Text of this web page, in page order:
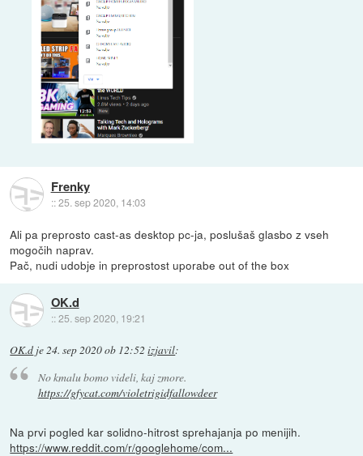
Frenky
::25. sep 2020, 14:03
Ali pa preprosto cast-as desktop pc-ja, poslušaš glasbo z vseh
mogočih naprav.
Pač, nudi udobje in preprostost uporabe out of the box
OK.d
::25. sep 2020, 19:21
OK.d je24. sep 2020 ob 12:52 izjavil:
No kmalu bomo videli, kaj zmore.
https://gfycat.com/violetrigidfallowdeer
Na prvi pogled kar solidno-hitrost sprehajanja po menijih.
https://www.reddit.com/r/googlehome/com...